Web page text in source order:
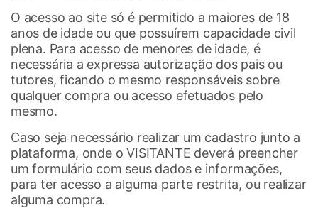
O acesso ao site só é permitido a maiores de 18
anos de idade ou que possuírem capacidade civil
plena. Para acesso de menores de idade, é
necessária a expressa autorização dos pais ou
tutores, ficando o mesmo responsáveis sobre
qualquer compra ou acesso efetuados pelo
mesmo.
Caso seja necessário realizar um cadastro junto a
plataforma, onde o VISITANTE deverá preencher
um formulário com seus dados e informações,
para ter acesso a alguma parte restrita, ou realizar
alguma compra.